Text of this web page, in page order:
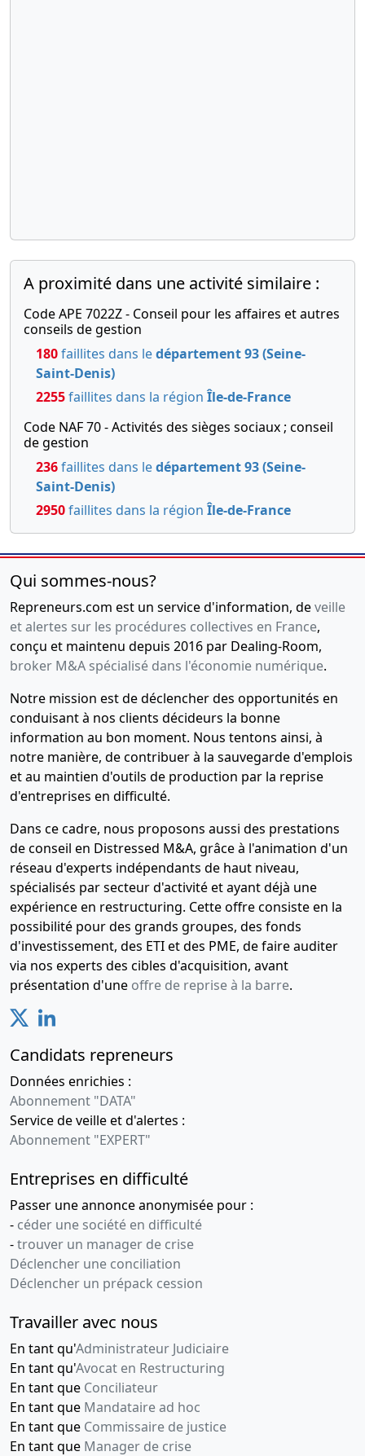
A proximité dans une activité similaire :
Code APE 7022Z - Conseil pour les affaires et autres
conseils de gestion
180faillites dans ledépartement 93 (Seine-
Saint-Denis)
2255faillites dans la région Île-de-France
Code NAF 70 - Activités des sièges sociaux ; conseil
de gestion
236faillites dans ledépartement 93 (Seine-
Saint-Denis)
2950faillites dans la région Île-de-France
Qui sommes-nous?
Repreneurs.com est un service d'information, deveille
et alertes sur les procédures collectives en France,
conçu et maintenu depuis 2016 par Dealing-Room,
broker M&A spécialisé dans l'économie numérique.
Notre mission est de déclencher des opportunités en
conduisant à nos clients décideurs la bonne
information au bon moment. Nous tentons ainsi, à
notre manière, de contribuer à la sauvegarde d'emplois
et au maintien d'outils de production par la reprise
d'entreprises en difficulté.
Dans ce cadre, nous proposons aussi des prestations
de conseil en Distressed M&A, grâce à l'animation d'un
réseau d'experts indépendants de haut niveau,
spécialisés par secteur d'activité et ayant déjà une
expérience en restructuring. Cette offre consiste en la
possibilité pour des grands groupes, des fonds
d'investissement, des ETI et des PME, de faire auditer
via nos experts des cibles d'acquisition, avant
présentation d'une offre de reprise à la barre.
Candidats repreneurs
Données enrichies :
Abonnement "DATA"
Service de veille et d'alertes :
Abonnement "EXPERT"
Entreprises en difficulté
Passer une annonce anonymisée pour :
- céder une société en difficulté
-trouver un manager de crise
Déclencher une conciliation
Déclencher un prépack cession
Travailler avec nous
En tant qu'Administrateur Judiciaire
En tant qu'Avocat en Restructuring
En tant que Conciliateur
En tant que Mandataire ad hoc
En tant que Commissaire de justice
En tant que Manager de crise